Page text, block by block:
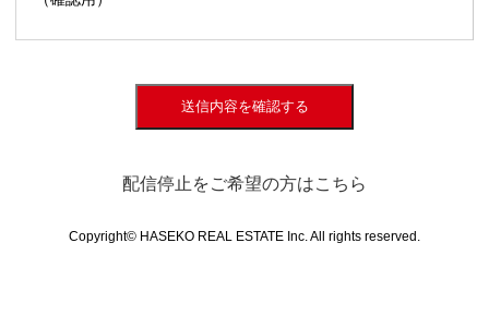
送信内容を確認する
配信停止をご希望の方はこちら
Copyright© HASEKO REAL ESTATE Inc. All rights reserved.